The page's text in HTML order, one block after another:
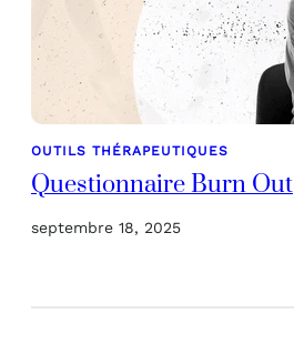
OUTILS THÉRAPEUTIQUES
Questionnaire Burn Out
septembre 18, 2025